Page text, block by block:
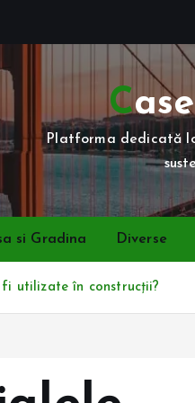
Platforma dedicată
si Gradina Diverse
utilizate în construcții?